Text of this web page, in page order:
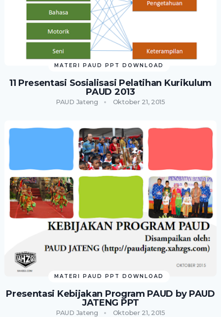
MATERI PAUD PPT DOWNLOAD
11 Presentasi Sosialisasi Pelatihan Kurikulum
PAUD 2013
PAUD Jateng Oktober 21, 2015
MATERI PAUD PPT DOWNLOAD
Presentasi Kebijakan Program PAUD by PAUD
JATENG PPT
PAUD Jateng Oktober 21, 2015